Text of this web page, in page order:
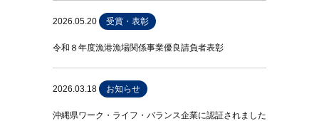
2026.05.20 受賞・表彰
令和８年度漁港漁場関係事業優良請負者表彰
2026.03.18 お知らせ
沖縄県ワーク・ライフ・バランス企業に認証されました